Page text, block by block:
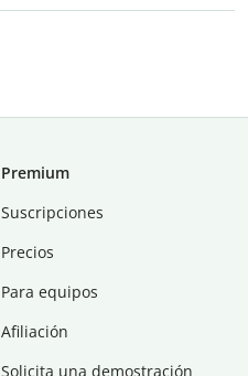
Premium
Suscripciones
Precios
Para equipos
Afiliación
Solicita una demostración